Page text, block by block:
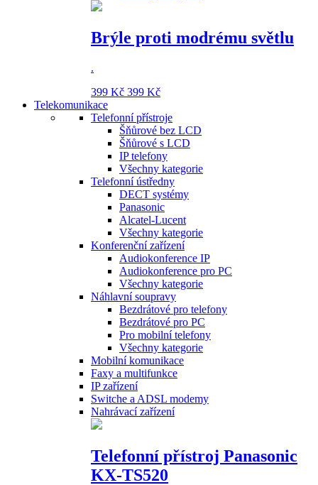
Brýle proti modrému světlu
.
399 Kč 399 Kč
Telekomunikace
Telefonní přístroje
Šňůrové bez LCD
Šňůrové s LCD
IP telefony
Všechny kategorie
Telefonní ústředny
DECT systémy
Panasonic
Alcatel-Lucent
Všechny kategorie
Konferenční zařízení
Audiokonference IP
Audiokonference pro PC
Všechny kategorie
Náhlavní soupravy
Bezdrátové pro telefony
Bezdrátové pro PC
Pro mobilní telefony
Všechny kategorie
Mobilní komunikace
Faxy a multifunkce
IP zařízení
Switche a ADSL modemy
Nahrávací zařízení
Telefonní přístroj Panasonic
KX-TS520